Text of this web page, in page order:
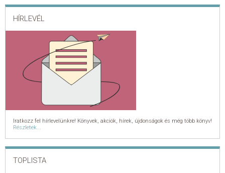
HÍRLEVÉL
Iratkozz fel hírlevelünkre! Könyvek, akciók, hírek, újdonságok és még több könyv!
Részletek...
TOPLISTA